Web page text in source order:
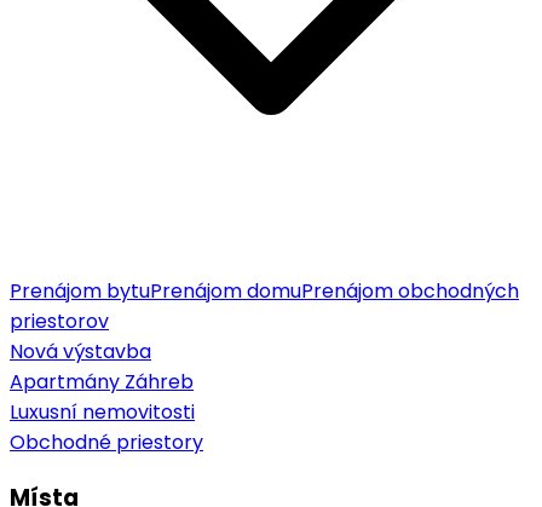
Prenájom bytuPrenájom domuPrenájom obchodných
priestorov
Nová výstavba
Apartmány Záhreb
Luxusní nemovitosti
Obchodné priestory
Místa